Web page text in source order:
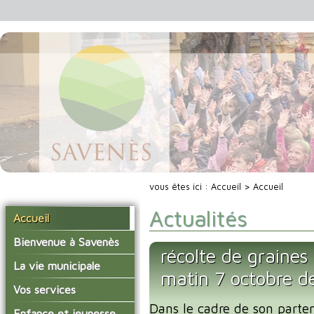
Accueil
Bienvenue à Savenès
Situer Savenès
Savenès en chiffre
L'histoire du village
La vie municipale
Vos élus
Les compte-rendus du
Vos services
La mairie
vous êtes ici : Accueil > Accueil
Actualités
récolte de graines
matin 7 octobre
Dans le cadre de son